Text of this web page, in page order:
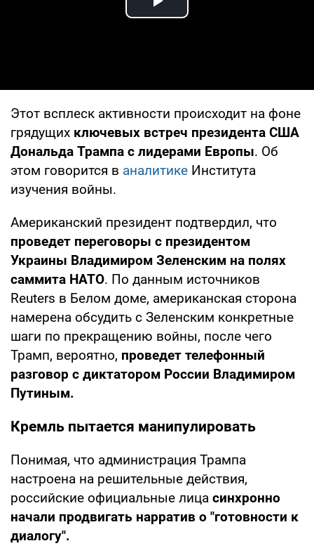
Play Video
Этот всплеск активности происходит на фоне
грядущих ключевых встреч президента США
Дональда Трампа с лидерами Европы. Об
этом говорится в аналитике Института
изучения войны.
Американский президент подтвердил, что
проведет переговоры с президентом
Украины Владимиром Зеленским на полях
саммита НАТО. По данным источников
Reuters в Белом доме, американская сторона
намерена обсудить с Зеленским конкретные
шаги по прекращению войны, после чего
Трамп, вероятно, проведет телефонный
разговор с диктатором России Владимиром
Путиным.
Кремль пытается манипулировать
Понимая, что администрация Трампа
настроена на решительные действия,
российские официальные лица синхронно
начали продвигать нарратив о "готовности к
диалогу".